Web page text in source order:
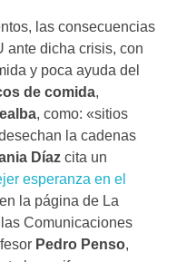
las consecuencias
ante dicha crisis, con
y poca ayuda del
de comida,
, como: «sitios
la cadenas
Díaz cita un
esperanza en el
la página de La
Comunicaciones
Pedro Penso,